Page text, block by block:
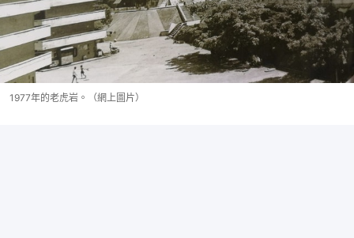
1977年的老虎岩。（網上圖片）